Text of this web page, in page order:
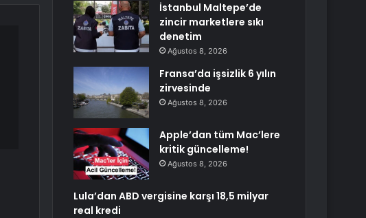
İstanbul Maltepe’de
zincir marketlere sıkı
denetim
Ağustos 8, 2026
Fransa’da işsizlik 6 yılın
zirvesinde
Ağustos 8, 2026
Apple’dan tüm Mac’lere
kritik güncelleme!
Ağustos 8, 2026
Lula’dan ABD vergisine karşı 18,5 milyar
real kredi